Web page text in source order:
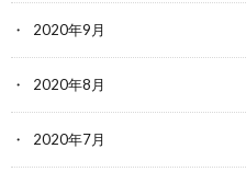
2020年9月
2020年8月
2020年7月